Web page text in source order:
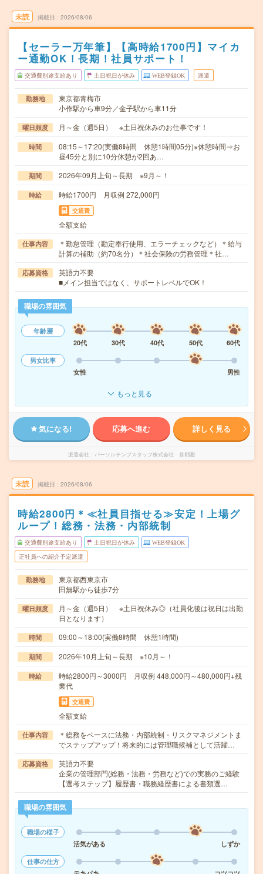
未読 掲載日 2026/08/06
【セーラー万年筆】【高時給1700円】マイカ
ー通勤OK！長期！社員サポート！
交通費別途支給あり 土日祝日が休み WEB登録OK 派遣
勤務地
東京都青梅市
小作駅から車9分／金子駅から車11分
曜日頻度 月～金（週5日） ※土日祝休みのお仕事です！
時間
08:15～17:20(実働8時間 休憩1時間05分)※休憩時間⇒お
昼45分と別に10分休憩が2回あ…
期間 2026年09月上旬～長期 ※9月～！
時給 時給1700円 月収例 272,000円
交通費
全額支給
仕事内容
＊勤怠管理（勘定奉行使用、エラーチェックなど）＊給与
計算の補助（約70名分）＊社会保険の労務管理＊社…
応募資格
英語力不要
■メイン担当ではなく、サポートレベルでOK！
職場の雰囲気
年齢層
20代
30代 40代 50代
60代
男女比率
女性
男性
もっと見る
気になる! 応募へ進む 詳しく見る
派遣会社 パーソルテンプスタッフ株式会社 首都圏
未読 掲載日 2026/08/06
時給2800円＊≪社員目指せる≫安定！上場グ
ループ！総務・法務・内部統制
交通費別途支給あり 土日祝日が休み WEB登録OK
正社員への紹介予定派遣
勤務地
東京都西東京市
田無駅から徒歩7分
曜日頻度
月～金（週5日） ※土日祝休み◎（社員化後は祝日は出勤
日となります）
時間 09:00～18:00(実働8時間 休憩1時間)
期間 2026年10月上旬～長期 ※10月～！
時給
時給2800円～3000円 月収例 448,000円～480,000円+残
業代
交通費
全額支給
仕事内容
＊総務をベースに法務・内部統制・リスクマネジメントま
でステップアップ！将来的には管理職候補として活躍…
応募資格
英語力不要
企業の管理部門(総務・法務・労務など)での実務のご経験
【選考ステップ】履歴書・職務経歴書による書類選…
職場の雰囲気
職場の様子
活気がある
しずか
仕事の仕方